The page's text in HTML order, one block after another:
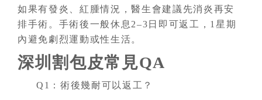
如果有發炎、紅腫情況，醫生會建議先消炎再安
排手術。手術後一般休息2–3日即可返工，1星期
內避免劇烈運動或性生活。
深圳割包皮常見QA
Q1：術後幾耐可以返工？